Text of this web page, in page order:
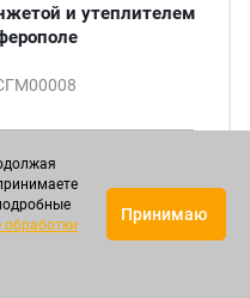
и утеплителем
Мелкий опт
2 331 р.
обработки
Принимаю